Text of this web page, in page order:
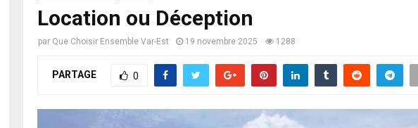
Location ou Déception
par Que Choisir Ensemble Var-Est 19 novembre 2025 1288
PARTAGE 0